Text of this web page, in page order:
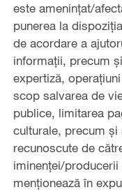
este amenințat/
punerea la
de acordare a
informații, precum
expertiză,
scop salvarea de
publice, limitarea
culturale, precum și
recunoscute de
iminenței/
menționează în